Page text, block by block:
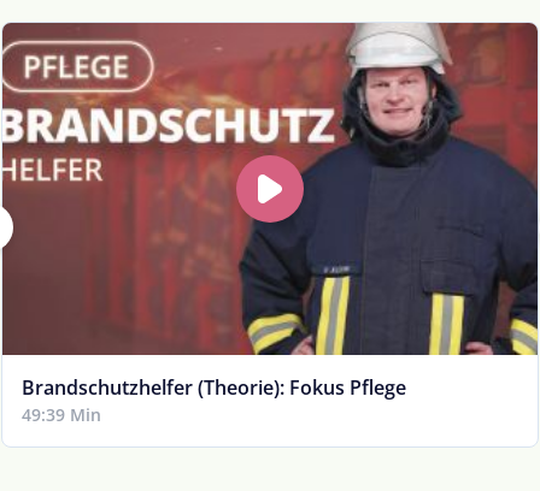
Brandschutzhelfer (Theorie): Fokus Pflege
49:39 Min